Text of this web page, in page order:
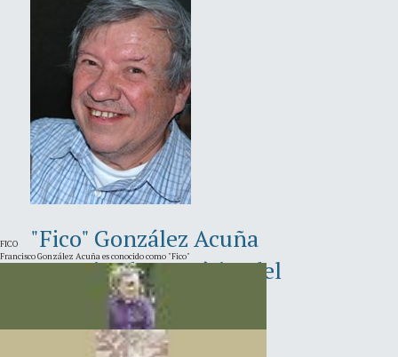
FICO
Francisco González Acuña es conocido como "Fico"
"Fico" González Acuña
Investigador Emérito del
IMUNAM